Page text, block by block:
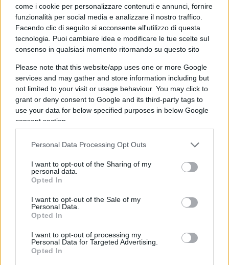
come i cookie per personalizzare contenuti e annunci, fornire
funzionalità per social media e analizzare il nostro traffico.
Facendo clic di seguito si acconsente all'utilizzo di questa
tecnologia. Puoi cambiare idea e modificare le tue scelte sul
consenso in qualsiasi momento ritornando su questo sito
Please note that this website/app uses one or more Google
services and may gather and store information including but
not limited to your visit or usage behaviour. You may click to
grant or deny consent to Google and its third-party tags to
use your data for below specified purposes in below Google
consent section.
Personal Data Processing Opt Outs
I want to opt-out of the Sharing of my
personal data.
Opted In
I want to opt-out of the Sale of my
Personal Data.
Opted In
I want to opt-out of processing my
Personal Data for Targeted Advertising.
Opted In
diGiulio Alfredo Galetti
5 Luglio 2026, 18:00
7.8k
Un conto da 1200 miliardi per
ricostruire i Paesi in guerra: Italia
in prima linea
diBruno Dardani
4 Luglio 2026, 17:00